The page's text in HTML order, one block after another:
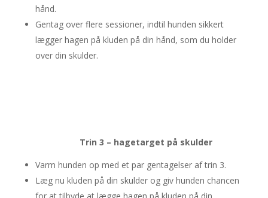
hånd.
Gentag over flere sessioner, indtil hunden sikkert
lægger hagen på kluden på din hånd, som du holder
over din skulder.
Trin 3 – hagetarget på skulder
Varm hunden op med et par gentagelser af trin 3.
Læg nu kluden på din skulder og giv hunden chancen